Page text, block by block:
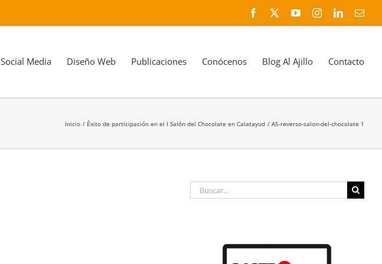
Facebook YouTubeInstagramLinkedIn
Social Media Diseño Web Publicaciones Conócenos Blog Al Ajillo Contacto
Inicio Éxito de participación en el I Salón del Chocolate en Calatayud A5-reverso-salon-del-chocolate 1
Buscar: